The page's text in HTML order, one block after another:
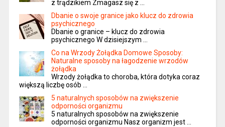
z trądzikiem Zmagasz się z …
Dbanie o swoje granice jako klucz do zdrowia
psychicznego
Dbanie o granice – klucz do zdrowia
psychicznego W dzisiejszym …
Co na Wrzody Żołądka Domowe Sposoby:
Naturalne sposoby na łagodzenie wrzodów
żołądka
Wrzody żołądka to choroba, która dotyka coraz
większą liczbę osób …
5 naturalnych sposobów na zwiększenie
odporności organizmu
5 naturalnych sposobów na zwiększenie
odporności organizmu Nasz organizm jest …